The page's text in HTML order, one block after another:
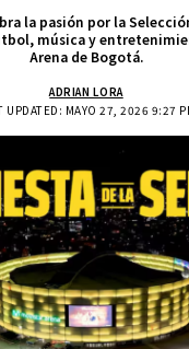
la pasión por la
música y
Arena de Bogotá.
UPDATED: MAYO 27, 2026 9:27
ADRIAN LORA